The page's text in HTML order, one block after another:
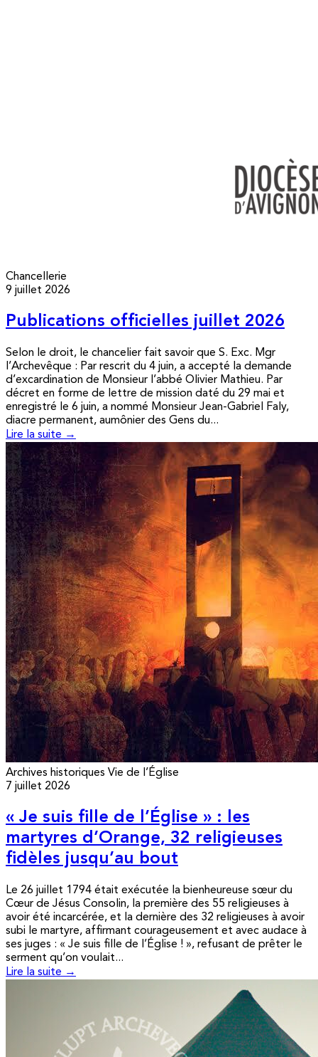
Chancellerie
9 juillet 2026
Publications officielles juillet 2026
Selon le droit, le chancelier fait savoir que S. Exc. Mgr
l’Archevêque : Par rescrit du 4 juin, a accepté la demande
d’excardination de Monsieur l’abbé Olivier Mathieu. Par
décret en forme de lettre de mission daté du 29 mai et
enregistré le 6 juin, a nommé Monsieur Jean-Gabriel Faly,
diacre permanent, aumônier des Gens du...
Lire la suite →
Archives historiques Vie de l’Église
7 juillet 2026
« Je suis fille de l’Église » : les
martyres d’Orange, 32 religieuses
fidèles jusqu’au bout
Le 26 juillet 1794 était exécutée la bienheureuse sœur du
Cœur de Jésus Consolin, la première des 55 religieuses à
avoir été incarcérée, et la dernière des 32 religieuses à avoir
subi le martyre, affirmant courageusement et avec audace à
ses juges : « Je suis fille de l’Église ! », refusant de prêter le
serment qu’on voulait...
Lire la suite →